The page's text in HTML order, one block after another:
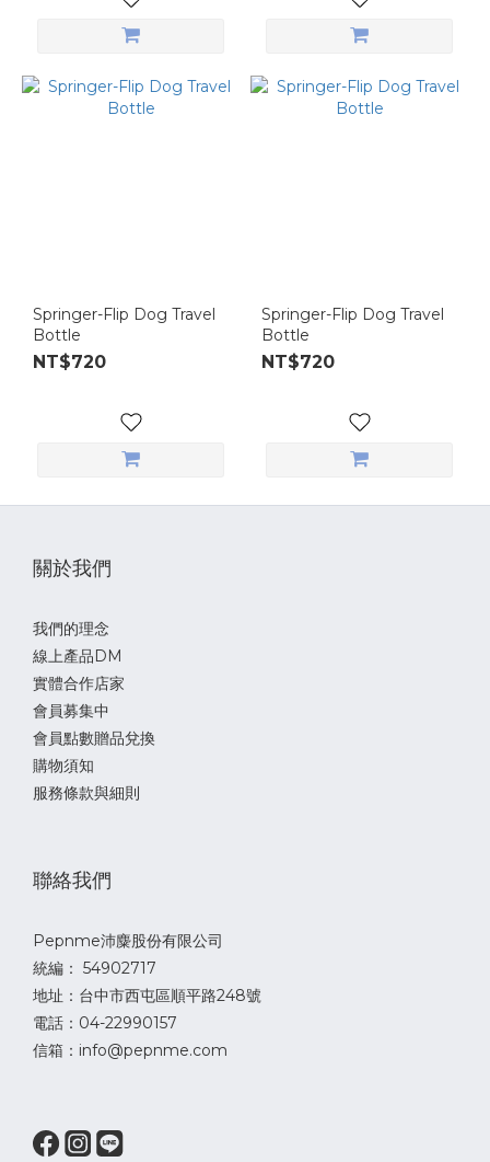
Springer-Flip Dog Travel
Bottle
NT$720
Springer-Flip Dog Travel
Bottle
NT$720
關於我們
我們的理念
線上產品DM
實體合作店家
會員募集中
會員點數贈品兌換
購物須知
服務條款與細則
聯絡我們
Pepnme沛麋股份有限公司
統編： 54902717
地址：台中市西屯區順平路248號
電話：04-22990157
信箱：info@pepnme.com